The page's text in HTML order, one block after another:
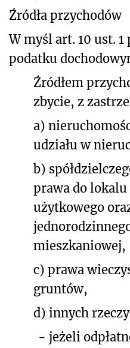
Źródła przychodów
W myśl art. 10 ust.
podatku
Źródłem
zbycie, z
a)
udziału w
b)
prawa do
użytkowego
mieszkaniowej,
c) prawa
gruntów,
d) innych
- jeżeli